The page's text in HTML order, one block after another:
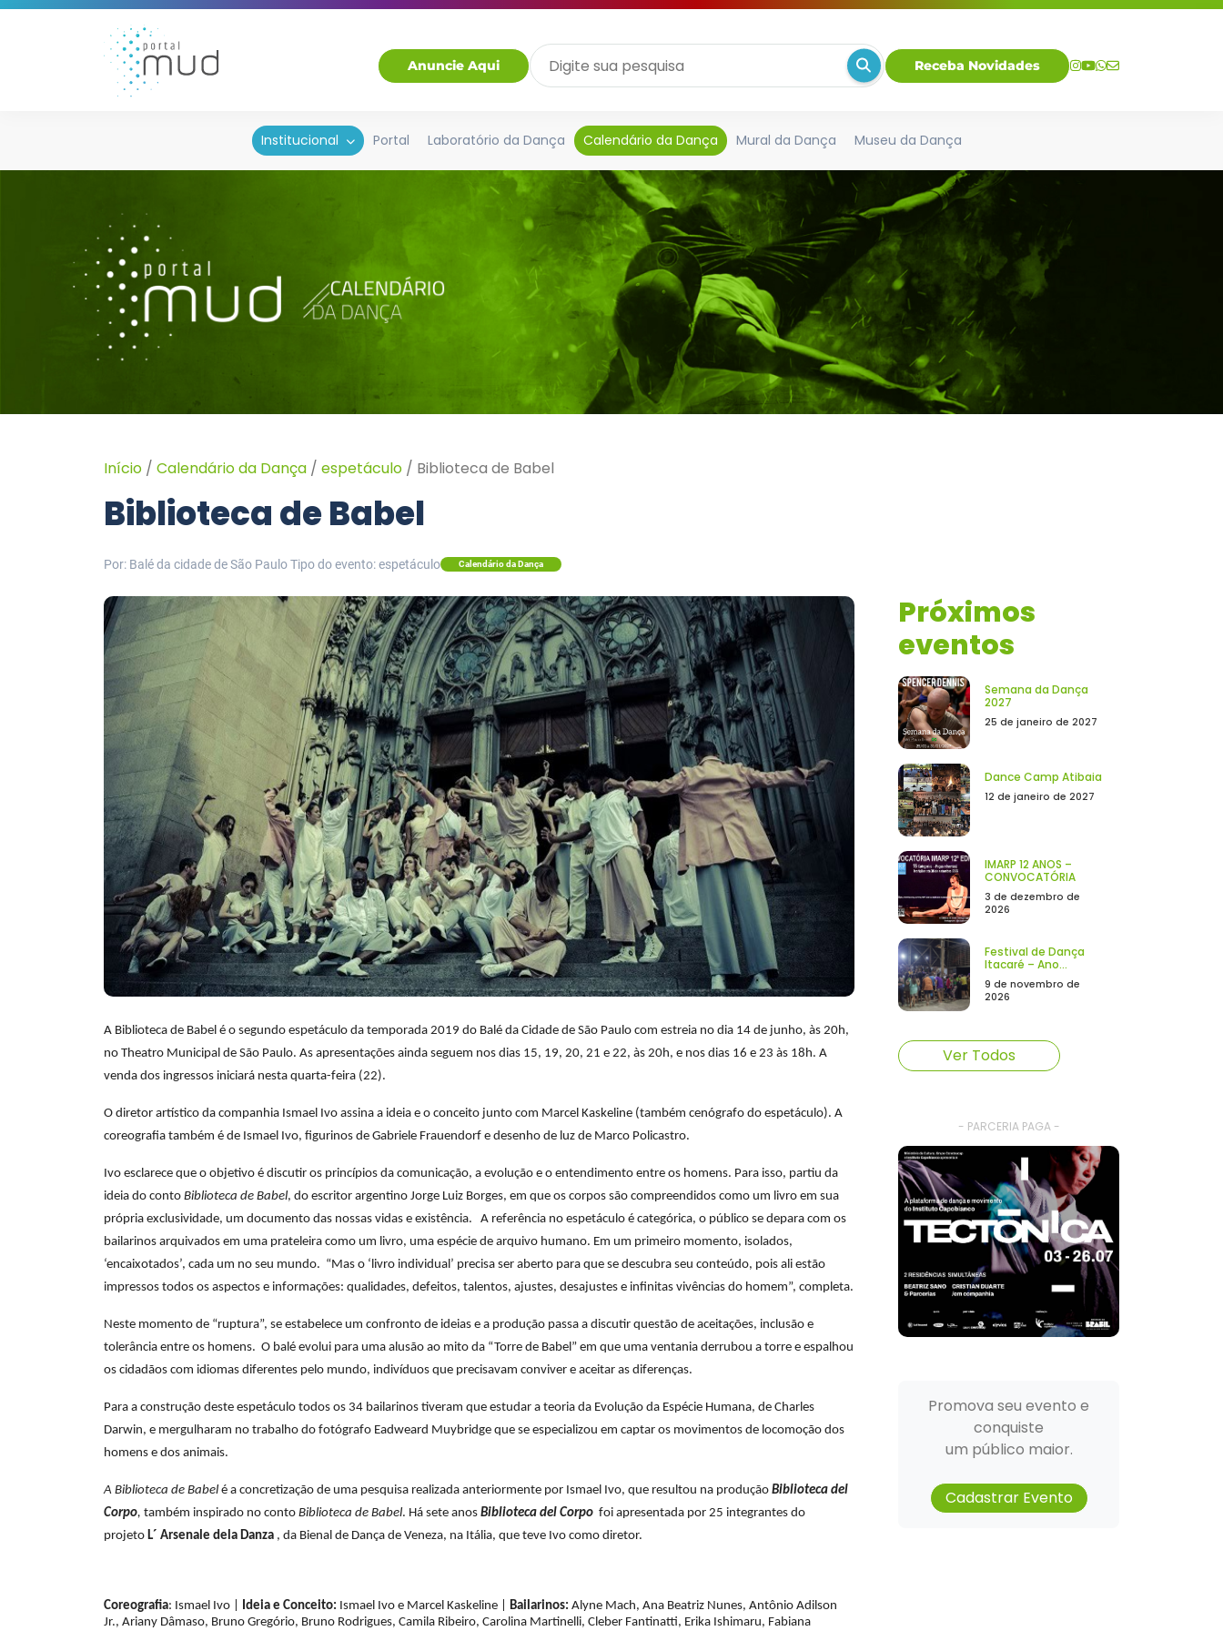
Anuncie Aqui Receba Novidades
Institucional Portal Laboratório da Dança Calendário da Dança Mural da Dança Museu da Dança
Início / Calendário da Dança / espetáculo / Biblioteca de Babel
Biblioteca de Babel
Por: Balé da cidade de São PauloTipo do evento: espetáculo Calendário da Dança
A Biblioteca de Babel é o segundo espetáculo da temporada 2019 do Balé da Cidade de São Paulo com estreia no dia 14 de junho, às 20h,
no Theatro Municipal de São Paulo. As apresentações ainda seguem nos dias 15, 19, 20, 21 e 22, às 20h, e nos dias 16 e 23 às 18h. A
venda dos ingressos iniciará nesta quarta-feira (22).
O diretor artístico da companhia Ismael Ivo assina a ideia e o conceito junto com Marcel Kaskeline (também cenógrafo do espetáculo). A
coreografia também é de Ismael Ivo, figurinos de Gabriele Frauendorf e desenho de luz de Marco Policastro.
Ivo esclarece que o objetivo é discutir os princípios da comunicação, a evolução e o entendimento entre os homens. Para isso, partiu da
ideia do conto Biblioteca de Babel, do escritor argentino Jorge Luiz Borges, em que os corpos são compreendidos como um livro em sua
própria exclusividade, um documento das nossas vidas e existência. A referência no espetáculo é categórica, o público se depara com os
bailarinos arquivados em uma prateleira como um livro, uma espécie de arquivo humano. Em um primeiro momento, isolados,
‘encaixotados’, cada um no seu mundo. “Mas o ‘livro individual’ precisa ser aberto para que se descubra seu conteúdo, pois ali estão
impressos todos os aspectos e informações: qualidades, defeitos, talentos, ajustes, desajustes e infinitas vivências do homem”, completa.
Neste momento de “ruptura”, se estabelece um confronto de ideias e a produção passa a discutir questão de aceitações, inclusão e
tolerância entre os homens. O balé evolui para uma alusão ao mito da “Torre de Babel” em que uma ventania derrubou a torre e espalhou
os cidadãos com idiomas diferentes pelo mundo, indivíduos que precisavam conviver e aceitar as diferenças.
Para a construção deste espetáculo todos os 34 bailarinos tiveram que estudar a teoria da Evolução da Espécie Humana, de Charles
Darwin, e mergulharam no trabalho do fotógrafo Eadweard Muybridge que se especializou em captar os movimentos de locomoção dos
homens e dos animais.
A Biblioteca de Babel é a concretização de uma pesquisa realizada anteriormente por Ismael Ivo, que resultou na produção Biblioteca del
Corpo, também inspirado no conto Biblioteca de Babel. Há sete anos Biblioteca del Corpo foi apresentada por 25 integrantes do
projeto L´ Arsenale dela Danza , da Bienal de Dança de Veneza, na Itália, que teve Ivo como diretor.
Coreografia: Ismael Ivo | Ideia e Conceito: Ismael Ivo e Marcel Kaskeline | Bailarinos: Alyne Mach, Ana Beatriz Nunes, Antônio Adilson
Jr., Ariany Dâmaso, Bruno Gregório, Bruno Rodrigues, Camila Ribeiro, Carolina Martinelli, Cleber Fantinatti, Erika Ishimaru, Fabiana
Próximos
eventos
Semana da Dança
2027
25 de janeiro de 2027
Dance Camp Atibaia
12 de janeiro de 2027
IMARP 12 ANOS –
CONVOCATÓRIA
3 de dezembro de
2026
Festival de Dança
Itacaré – Ano...
9 de novembro de
2026
Ver Todos
- PARCERIA PAGA -
Promova seu evento e
conquiste
um público maior.
Cadastrar Evento